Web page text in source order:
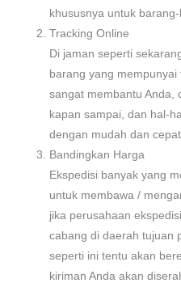
khususnya untuk
Tracking Online
Di jaman seperti
barang yang
sangat membantu Anda,
kapan sampai, dan hal-
dengan mudah dan cepat.
Bandingkan Harga
Ekspedisi banyak yang
untuk membawa /
jika perusahaan
cabang di daerah tujuan
seperti ini tentu akan
kiriman Anda akan